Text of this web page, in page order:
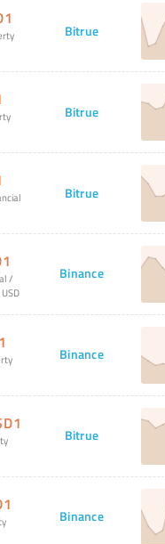
Bitrue
Bitrue
Bitrue
/
Binance
Binance
Bitrue
Binance